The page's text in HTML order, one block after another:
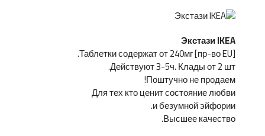
Экстази IKEA
[пр-во EU] Таблетки содержат от 240мг.
Действуют 3-5ч. Клады от 2 шт.
Поштучно не продаем!
Для тех кто ценит состояние любви
и безумной эйфории.
Высшее качество.